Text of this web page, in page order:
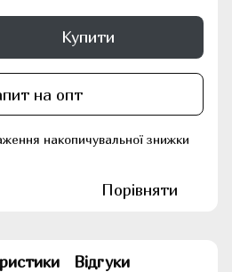
Купити
на опт
накопичувальної знижки
Порівняти
Відгуки